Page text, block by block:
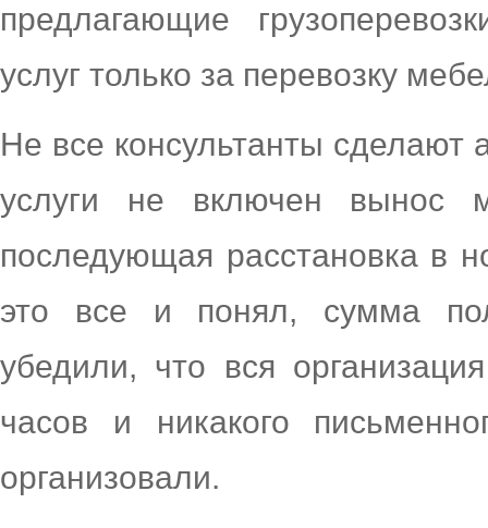
предлагающие
услуг только за перевозку
Не все консультанты сделают
услуги не включен вынос
последующая расстановка в
это все и понял, сумма
убедили, что вся
часов и никакого
организовали.